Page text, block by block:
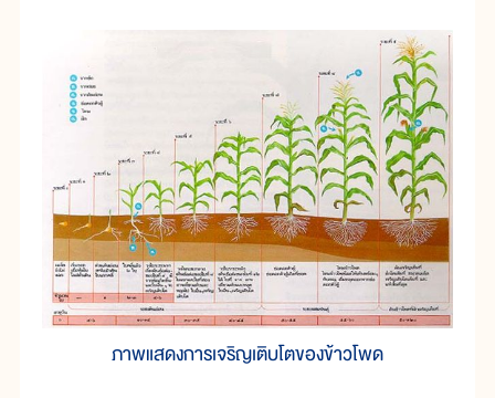
ภาพแสดงการเจริญเติบโตของข้าวโพด